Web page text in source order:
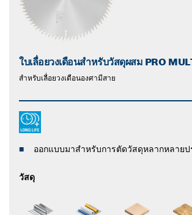
ใบเลื่อยวงเดือนสำหรับวัสดุผสม PRO
สําหรับเลื่อยวงเดือนองศามีสาย
ออกแบบมาสำหรับการตัดวัสดุหลากหลายป
วัสดุ